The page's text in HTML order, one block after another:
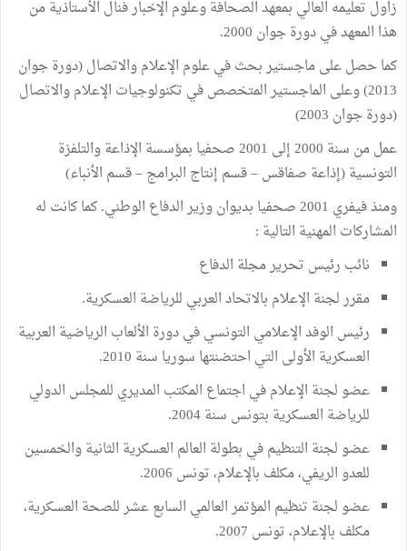
زاول تعليمه العالي بمعهد الصحافة وعلوم الإخبار فنال الأستاذية من
هذا المعهد في دورة جوان 2000.
كما حصل على ماجستير بحث في علوم الإعلام والاتصال (دورة جوان
2013) وعلى الماجستير المتخصص في تكنولوجيات الإعلام والاتصال
(دورة جوان 2003)
عمل من سنة 2000 إلى 2001 صحفيا بمؤسسة الإذاعة والتلفزة
التونسية (إذاعة صفاقس – قسم إنتاج البرامج – قسم الأنباء)
ومنذ فيفري 2001 صحفيا بديوان وزير الدفاع الوطني. كما كانت له
المشاركات المهنية التالية :
نائب رئيس تحرير مجلة الدفاع
مقرر لجنة الإعلام بالاتحاد العربي للرياضة العسكرية.
رئيس الوفد الإعلامي التونسي في دورة الألعاب الرياضية العربية
العسكرية الأولى التي احتضنتها سوريا سنة 2010.
عضو لجنة الإعلام في اجتماع المكتب المديري للمجلس الدولي
للرياضة العسكرية بتونس سنة 2004.
عضو لجنة التنظيم في بطولة العالم العسكرية الثانية والخمسين
للعدو الريفي، مكلف بالإعلام، تونس 2006.
عضو لجنة تنظيم المؤتمر العالمي السابع عشر للصحة العسكرية،
مكلف بالإعلام، تونس 2007.